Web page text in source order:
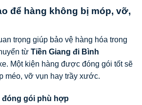
để hàng không bị móp, vỡ,
trọng giúp bảo vệ hàng hóa trong
từ Tiền Giang đi Bình
Một kiện hàng được đóng gói tốt sẽ
méo, vỡ vụn hay trầy xước.
đóng gói phù hợp